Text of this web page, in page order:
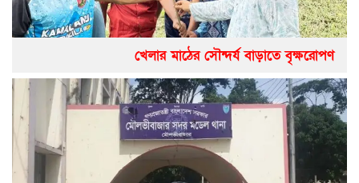
খেলার মাঠের সৌন্দর্য বাড়াতে বৃক্ষরোপণ